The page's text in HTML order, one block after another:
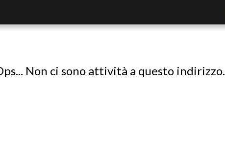
Non ci sono attività a questo indirizzo.